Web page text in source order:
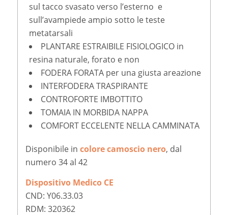
sul tacco svasato verso l’esterno e
sull’avampiede ampio sotto le teste
metatarsali
PLANTARE ESTRAIBILE FISIOLOGICO in
resina naturale, forato e non
FODERA FORATA per una giusta areazione
INTERFODERA TRASPIRANTE
CONTROFORTE IMBOTTITO
TOMAIA IN MORBIDA NAPPA
COMFORT ECCELENTE NELLA CAMMINATA
Disponibile in colore camoscio nero, dal
numero 34 al 42
Dispositivo Medico CE
CND: Y06.33.03
RDM: 320362